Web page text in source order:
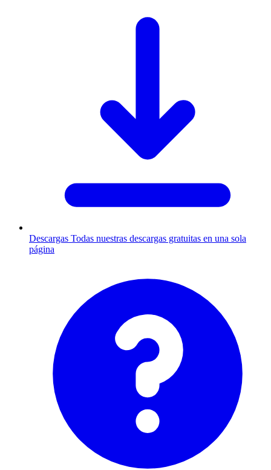
Descargas Todas nuestras descargas gratuitas en una sola
página